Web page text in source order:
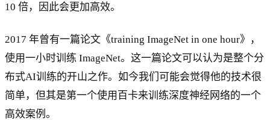
10 倍，因此会更加高效。
2017 年曾有一篇论文《training ImageNet in one hour》，
使用一小时训练 ImageNet。这一篇论文可以认为是整个分
布式AI训练的开山之作。如今我们可能会觉得他的技术很
简单，但其是第一个使用百卡来训练深度神经网络的一个
高效案例。